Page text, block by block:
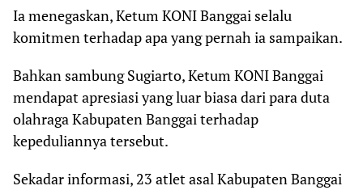
Ia menegaskan, Ketum KONI Banggai selalu
komitmen terhadap apa yang pernah ia sampaikan.
Bahkan sambung Sugiarto, Ketum KONI Banggai
mendapat apresiasi yang luar biasa dari para duta
olahraga Kabupaten Banggai terhadap
kepeduliannya tersebut.
Sekadar informasi, 23 atlet asal Kabupaten Banggai